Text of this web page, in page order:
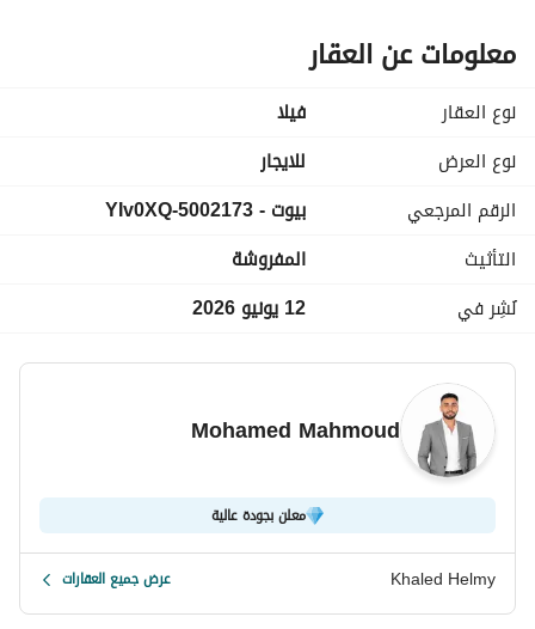
متشطبه بالفرش
سعر الايجار الشهري 200,000
----------------------------
ميفيدا
يحتاجه السكان لحياة تجمع بين الراحة والرفاهية. تتميز ميفيدا
يعكس روحًا طبيعية مميزة.
حيث تلتقي الحياة
المخطط العام والتصميم
معلومات عن العقار
نوع العقار
فیلا
نوع العرض
للايجار
الرقم المرجعي
بيوت - 5002173-YIv0XQ
التأثيث
المفروشة
نُشِر في
12 يونيو 2026
Mohamed Mahmoud
معلن بجودة عالية
Khaled Helmy عرض جميع العقارات